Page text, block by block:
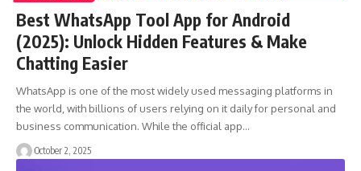
Best WhatsApp Tool App for Android
(2025): Unlock Hidden Features & Make
Chatting Easier
WhatsApp is one of the most widely used messaging platforms in
the world, with billions of users relying on it daily for personal and
business communication. While the official app…
October 2, 2025